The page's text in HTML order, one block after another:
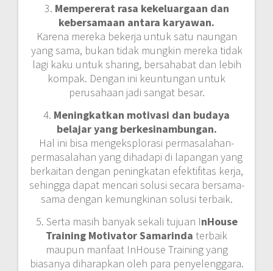
3. Mempererat rasa kekeluargaan dan
kebersamaan antara karyawan.
Karena mereka bekerja untuk satu naungan
yang sama, bukan tidak mungkin mereka tidak
lagi kaku untuk sharing, bersahabat dan lebih
kompak. Dengan ini keuntungan untuk
perusahaan jadi sangat besar.
4. Meningkatkan motivasi dan budaya
belajar yang berkesinambungan.
Hal ini bisa mengeksplorasi permasalahan-
permasalahan yang dihadapi di lapangan yang
berkaitan dengan peningkatan efektifitas kerja,
sehingga dapat mencari solusi secara bersama-
sama dengan kemungkinan solusi terbaik.
5. Serta masih banyak sekali tujuan InHouse
Training Motivator Samarinda terbaik
maupun manfaat InHouse Training yang
biasanya diharapkan oleh para penyelenggara.